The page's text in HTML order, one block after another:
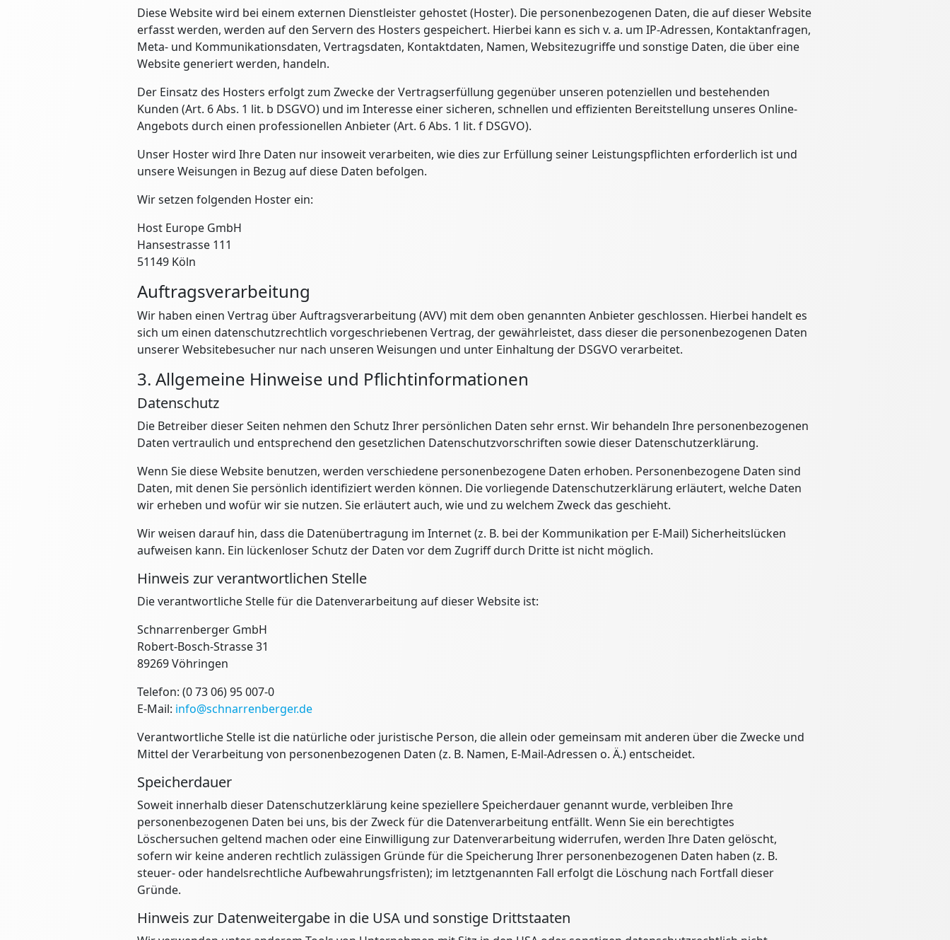
Diese Website wird bei einem externen Dienstleister gehostet (Hoster). Die personenbezogenen Daten, die auf dieser Website
erfasst werden, werden auf den Servern des Hosters gespeichert. Hierbei kann es sich v. a. um IP-Adressen, Kontaktanfragen,
Meta- und Kommunikationsdaten, Vertragsdaten, Kontaktdaten, Namen, Websitezugriffe und sonstige Daten, die über eine
Website generiert werden, handeln.
Der Einsatz des Hosters erfolgt zum Zwecke der Vertragserfüllung gegenüber unseren potenziellen und bestehenden
Kunden (Art. 6 Abs. 1 lit. b DSGVO) und im Interesse einer sicheren, schnellen und effizienten Bereitstellung unseres Online-
Angebots durch einen professionellen Anbieter (Art. 6 Abs. 1 lit. f DSGVO).
Unser Hoster wird Ihre Daten nur insoweit verarbeiten, wie dies zur Erfüllung seiner Leistungspflichten erforderlich ist und
unsere Weisungen in Bezug auf diese Daten befolgen.
Wir setzen folgenden Hoster ein:
Host Europe GmbH
Hansestrasse 111
51149 Köln
Auftragsverarbeitung
Wir haben einen Vertrag über Auftragsverarbeitung (AVV) mit dem oben genannten Anbieter geschlossen. Hierbei handelt es
sich um einen datenschutzrechtlich vorgeschriebenen Vertrag, der gewährleistet, dass dieser die personenbezogenen Daten
unserer Websitebesucher nur nach unseren Weisungen und unter Einhaltung der DSGVO verarbeitet.
3. Allgemeine Hinweise und Pflicht­informationen
Datenschutz
Die Betreiber dieser Seiten nehmen den Schutz Ihrer persönlichen Daten sehr ernst. Wir behandeln Ihre personenbezogenen
Daten vertraulich und entsprechend den gesetzlichen Datenschutzvorschriften sowie dieser Datenschutzerklärung.
Wenn Sie diese Website benutzen, werden verschiedene personenbezogene Daten erhoben. Personenbezogene Daten sind
Daten, mit denen Sie persönlich identifiziert werden können. Die vorliegende Datenschutzerklärung erläutert, welche Daten
wir erheben und wofür wir sie nutzen. Sie erläutert auch, wie und zu welchem Zweck das geschieht.
Wir weisen darauf hin, dass die Datenübertragung im Internet (z. B. bei der Kommunikation per E-Mail) Sicherheitslücken
aufweisen kann. Ein lückenloser Schutz der Daten vor dem Zugriff durch Dritte ist nicht möglich.
Hinweis zur verantwortlichen Stelle
Die verantwortliche Stelle für die Datenverarbeitung auf dieser Website ist:
Schnarrenberger GmbH
Robert-Bosch-Strasse 31
89269 Vöhringen
Telefon: (0 73 06) 95 007-0
E-Mail: info@schnarrenberger.de
Verantwortliche Stelle ist die natürliche oder juristische Person, die allein oder gemeinsam mit anderen über die Zwecke und
Mittel der Verarbeitung von personenbezogenen Daten (z. B. Namen, E-Mail-Adressen o. Ä.) entscheidet.
Speicherdauer
Soweit innerhalb dieser Datenschutzerklärung keine speziellere Speicherdauer genannt wurde, verbleiben Ihre
personenbezogenen Daten bei uns, bis der Zweck für die Datenverarbeitung entfällt. Wenn Sie ein berechtigtes
Löschersuchen geltend machen oder eine Einwilligung zur Datenverarbeitung widerrufen, werden Ihre Daten gelöscht,
sofern wir keine anderen rechtlich zulässigen Gründe für die Speicherung Ihrer personenbezogenen Daten haben (z. B.
steuer- oder handelsrechtliche Aufbewahrungsfristen); im letztgenannten Fall erfolgt die Löschung nach Fortfall dieser
Gründe.
Hinweis zur Datenweitergabe in die USA und sonstige Drittstaaten